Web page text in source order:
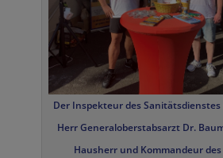
Der Inspekteur des
Herr Generaloberstabsarzt Dr.
Hausherr und Kommandeur